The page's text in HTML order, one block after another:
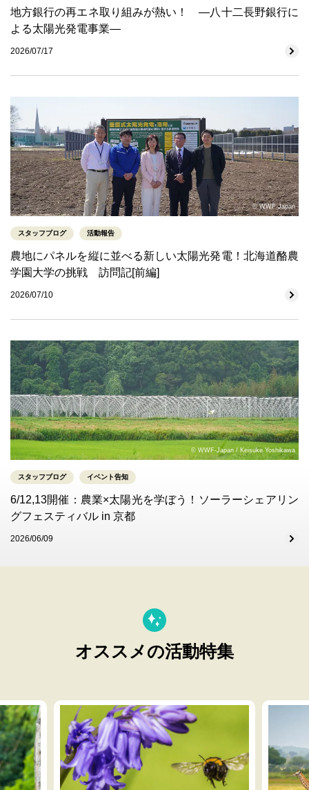
地方銀行の再エネ取り組みが熱い！ ―八十二長野銀行に
よる太陽光発電事業―
2026/07/17
© WWF-Japan
スタッフブログ 活動報告
農地にパネルを縦に並べる新しい太陽光発電！北海道酪農
学園大学の挑戦 訪問記[前編]
2026/07/10
© WWF-Japan / Keisuke Yoshikawa
スタッフブログ イベント告知
6/12,13開催：農業×太陽光を学ぼう！ソーラーシェアリン
グフェスティバル in 京都
2026/06/09
オススメの活動特集